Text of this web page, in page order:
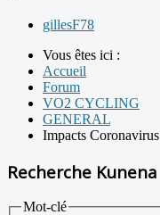
gillesF78
Vous êtes ici :
Accueil
Forum
VO2 CYCLING
GENERAL
Impacts Coronavirus
Recherche Kunena
Mot-clé